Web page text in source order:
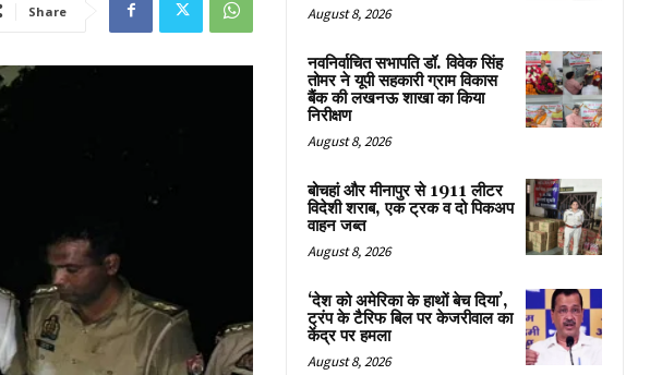
Share August 8, 2026
नवनिर्वाचित सभापति डॉ. विवेक सिंह
तोमर ने यूपी सहकारी ग्राम विकास
बैंक की लखनऊ शाखा का किया
निरीक्षण
August 8, 2026
बोचहां और मीनापुर से 1911 लीटर
विदेशी शराब, एक ट्रक व दो पिकअप
वाहन जब्त
August 8, 2026
‘देश को अमेरिका के हाथों बेच दिया’,
ट्रंप के टैरिफ बिल पर केजरीवाल का
केंद्र पर हमला
August 8, 2026